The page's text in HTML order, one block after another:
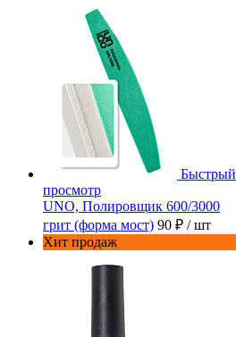
Быстрый
просмотр
UNO, Полировщик 600/3000
грит (форма мост) 90 ₽ / шт
Хит продаж